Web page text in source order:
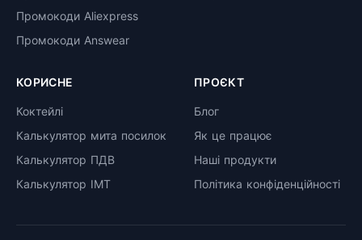
Промокоди Aliexpress
Промокоди Answear
КОРИСНЕ
Коктейлі
Калькулятор мита посилок
Калькулятор ПДВ
Калькулятор ІМТ
ПРОЄКТ
Блог
Як це працює
Наші продукти
Політика конфіденційності